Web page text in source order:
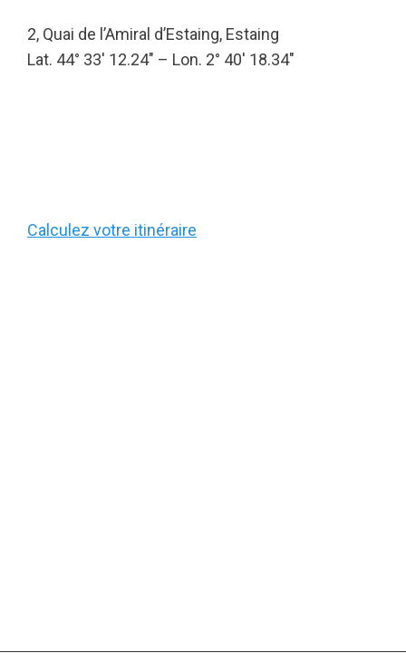
2, Quai de l’Amiral d’Estaing, Estaing
Lat. 44° 33′ 12.24″ – Lon. 2° 40′ 18.34″
Calculez votre itinéraire